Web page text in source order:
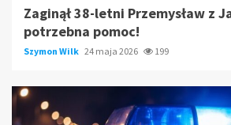
Zaginął 38-letni Przemysław z
potrzebna pomoc!
Szymon Wilk 24 maja 2026 199